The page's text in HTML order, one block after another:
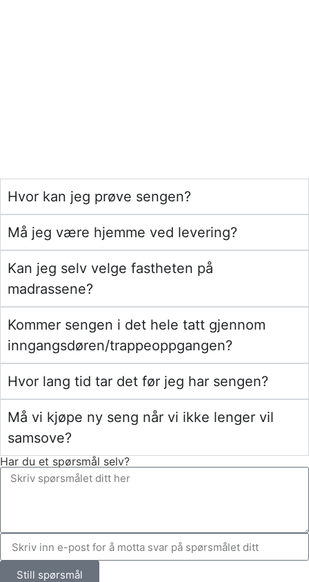
Hvor kan jeg prøve sengen?
Må jeg være hjemme ved levering?
Kan jeg selv velge fastheten på
madrassene?
Kommer sengen i det hele tatt gjennom
inngangsdøren/trappeoppgangen?
Hvor lang tid tar det før jeg har sengen?
Må vi kjøpe ny seng når vi ikke lenger vil
samsove?
Har du et spørsmål selv?
Still spørsmål